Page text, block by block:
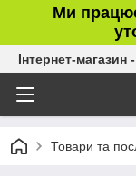
Ми
Інтернет-
Товари та